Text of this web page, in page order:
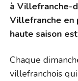
à Villefranche-
Villefranche en
haute saison
Chaque
villefranchois